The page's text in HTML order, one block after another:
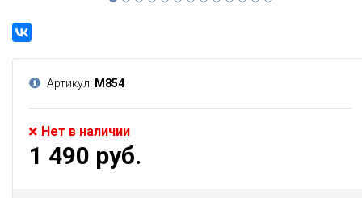
Артикул: М854
Нет в наличии
1 490 руб.